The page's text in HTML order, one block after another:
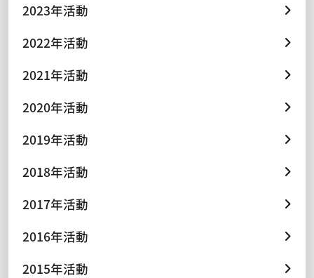
2023年活動
2022年活動
2021年活動
2020年活動
2019年活動
2018年活動
2017年活動
2016年活動
2015年活動